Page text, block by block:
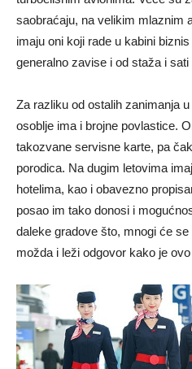
saobraćaju, na velikim mlaznim
imaju oni koji rade u kabini
generalno zavise i od staža i sati
Za razliku od ostalih zanimanja
osoblje ima i brojne povlastice.
takozvane servisne karte, pa
porodica. Na dugim letovima
hotelima, kao i obavezno
posao im tako donosi i
daleke gradove što, mnogi će
možda i leži odgovor kako je